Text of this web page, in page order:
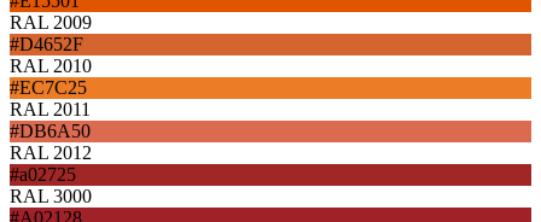
RAL 2009
#D4652F
RAL 2010
#EC7C25
RAL 2011
#DB6A50
RAL 2012
#a02725
RAL 3000
#A02128